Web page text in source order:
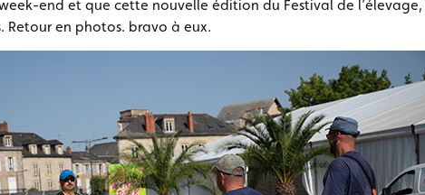
end et que cette nouvelle édition du Festival de
Retour en photos. bravo à eux.